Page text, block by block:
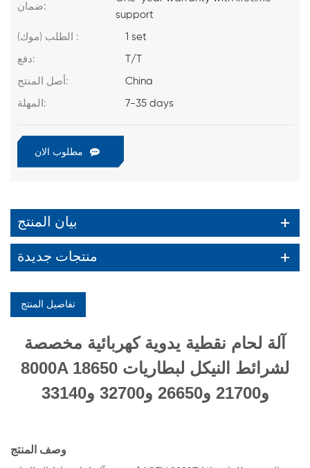
ضمان:
support
الطلب (موك) : 1 set
دفع: T/T
أصل المنتج: China
المهلة: 7-35 days
مطلوب الان
بيان المنتج
منتجات جديدة
تفاصيل المنتج
آلة لحام نقطية يدوية كهربائية مخصصة
8000A لشرائط النيكل لبطاريات 18650
و21700 و26650 و32700 و33140
وصف المنتج